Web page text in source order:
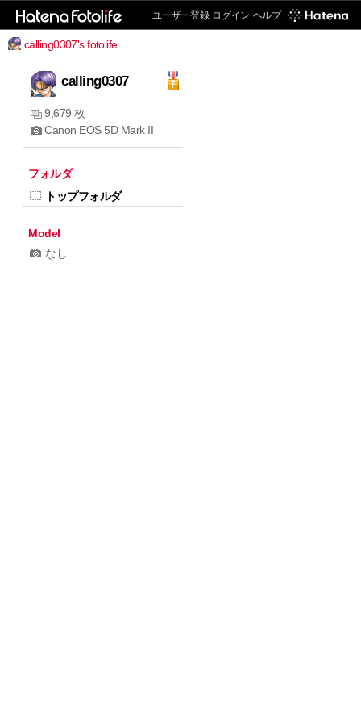
ユーザー登録 ログイン ヘルプ
calling0307's fotolife
calling0307
9,679 枚
Canon EOS 5D Mark II
フォルダ
トップフォルダ
Model
なし